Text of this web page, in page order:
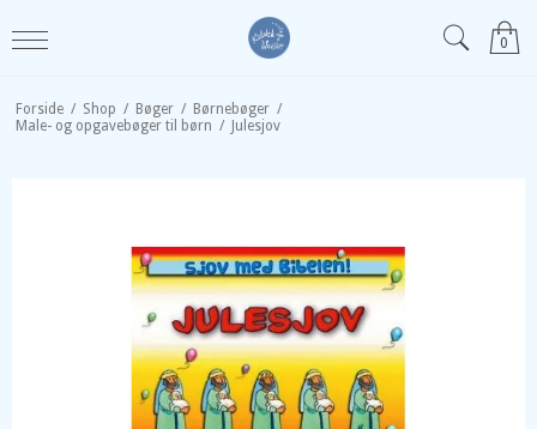
0
Forside / Shop / Bøger / Børnebøger /
Male- og opgavebøger til børn / Julesjov